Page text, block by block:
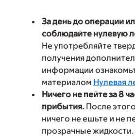
За день до операции
соблюдайте нулевую
Не употребляйте
получения
информации
материалом Нулевая
Ничего не пейте за 8
прибытия. После
ничего не ешьте и не
прозрачные